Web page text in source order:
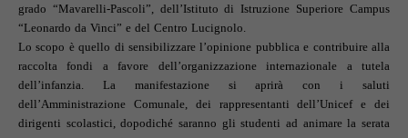
grado “Mavarelli-Pascoli”, dell’Istituto di Istruzione Superiore Campus
“Leonardo da Vinci” e del Centro Lucignolo.
Lo scopo è quello di sensibilizzare l’opinione pubblica e contribuire alla
raccolta fondi a favore dell’organizzazione internazionale a tutela
dell’infanzia. La manifestazione si aprirà con i saluti
dell’Amministrazione Comunale, dei rappresentanti dell’Unicef e dei
dirigenti scolastici, dopodiché saranno gli studenti ad animare la serata